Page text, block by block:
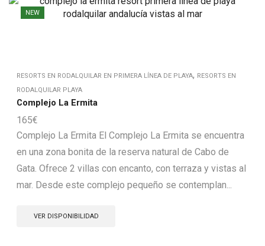
NEW
RESORTS EN RODALQUILAR EN PRIMERA LÍNEA DE PLAYA, RESORTS EN
RODALQUILAR PLAYA
Complejo La Ermita
165€
Complejo La Ermita El Complejo La Ermita se encuentra
en una zona bonita de la reserva natural de Cabo de
Gata. Ofrece 2 villas con encanto, con terraza y vistas al
mar. Desde este complejo pequeño se contemplan...
VER DISPONIBILIDAD